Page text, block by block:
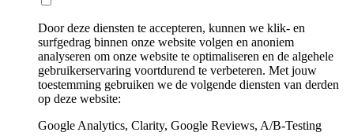
Door deze diensten te accepteren, kunnen we klik- en
surfgedrag binnen onze website volgen en anoniem
analyseren om onze website te optimaliseren en de algehele
gebruikerservaring voortdurend te verbeteren. Met jouw
toestemming gebruiken we de volgende diensten van derden
op deze website:
Google Analytics, Clarity, Google Reviews, A/B-Testing